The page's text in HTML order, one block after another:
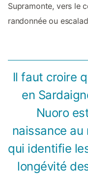
Supramonte, vers le
randonnée ou
Il faut croire
en
Nuoro
naissance au
qui identifie
longévité